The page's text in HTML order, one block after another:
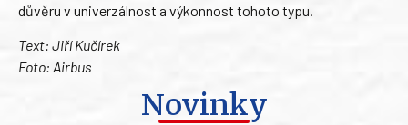
důvěru v univerzálnost a výkonnost tohoto typu.
Text: Jiří Kučírek
Foto: Airbus
Novinky